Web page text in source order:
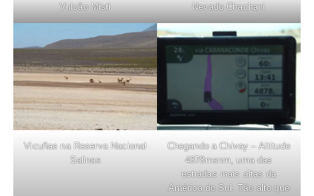
Vulcão Misti Nevado Chachani
Vicuñas na Reserva Nacional
Salinas
Chegando a Chivay – Altitude
4878msnm, uma das
estradas mais altas da
América do Sul. Tão alto que